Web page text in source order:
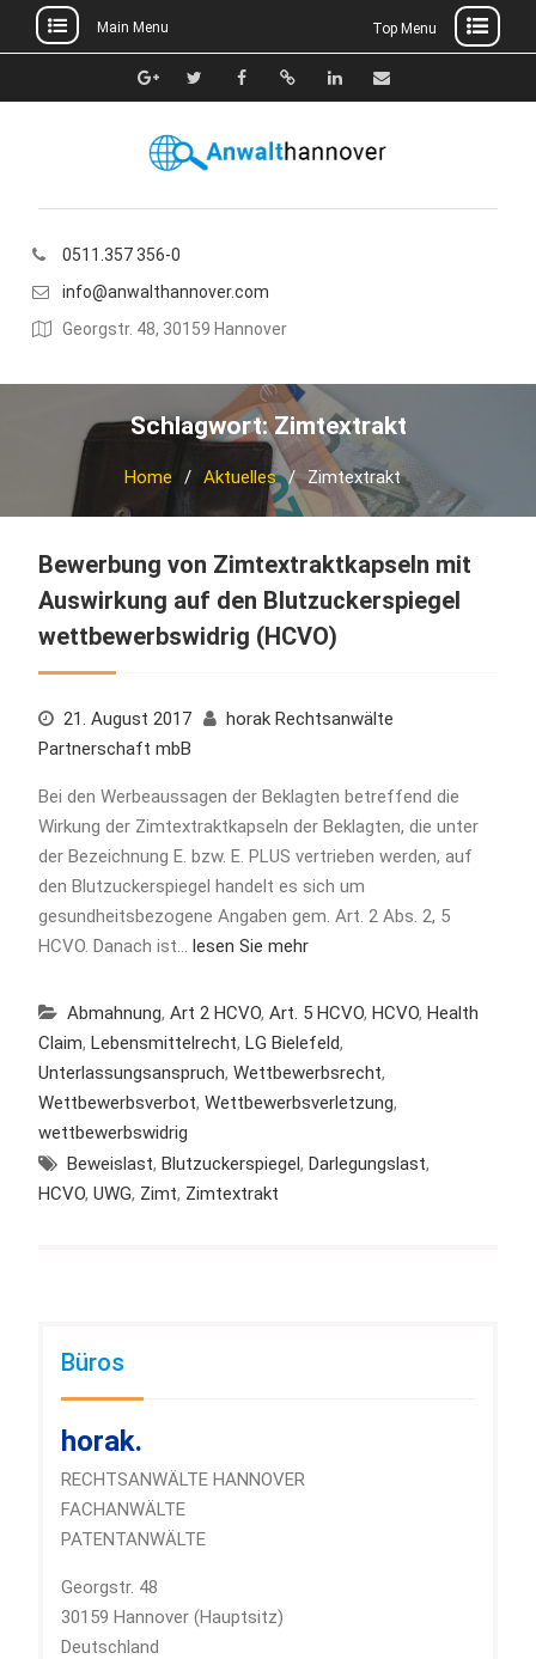
to
Main Menu Top Menu
Google+TwitterFacebook
Xing Linkedin
E-
0511.357 356-0
info@anwalthannover.com
Georgstr. 48, 30159 Hannover
Schlagwort:Zimtextrakt
Home Aktuelles Zimtextrakt
Bewerbung von Zimtextraktkapseln mit
Auswirkung auf den Blutzuckerspiegel
wettbewerbswidrig (HCVO)
21. August 2017
horak Rechtsanwälte
Partnerschaft mbB
Bei den Werbeaussagen der Beklagten betreffend die
Wirkung der Zimtextraktkapseln der Beklagten, die unter
der Bezeichnung E. bzw. E. PLUS vertrieben werden, auf
den Blutzuckerspiegel handelt es sich um
gesundheitsbezogene Angaben gem. Art. 2 Abs. 2, 5
HCVO. Danach ist… lesen Sie mehr
Abmahnung, Art 2 HCVO, Art. 5 HCVO, HCVO, Health
Claim, Lebensmittelrecht, LG Bielefeld,
Unterlassungsanspruch, Wettbewerbsrecht,
Wettbewerbsverbot, Wettbewerbsverletzung,
wettbewerbswidrig
Beweislast, Blutzuckerspiegel, Darlegungslast,
HCVO, UWG, Zimt, Zimtextrakt
Büros
horak.
RECHTSANWÄLTE HANNOVER
FACHANWÄLTE
PATENTANWÄLTE
Georgstr. 48
30159 Hannover (Hauptsitz)
Deutschland